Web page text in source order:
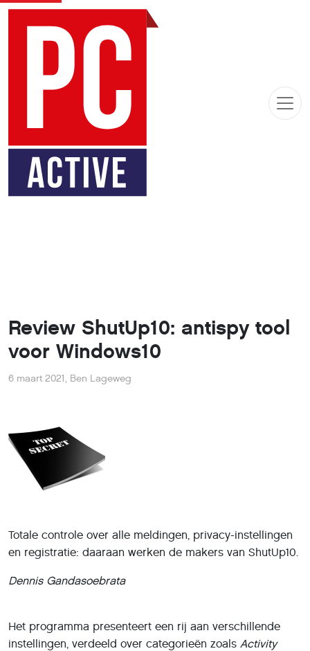
Review ShutUp10: antispy tool
voor Windows10
6 maart 2021, Ben Lageweg
Totale controle over alle meldingen, privacy-instellingen
en registratie: daaraan werken de makers van ShutUp10.
Dennis Gandasoebrata
Het programma presenteert een rij aan verschillende
instellingen, verdeeld over categorieën zoals Activity